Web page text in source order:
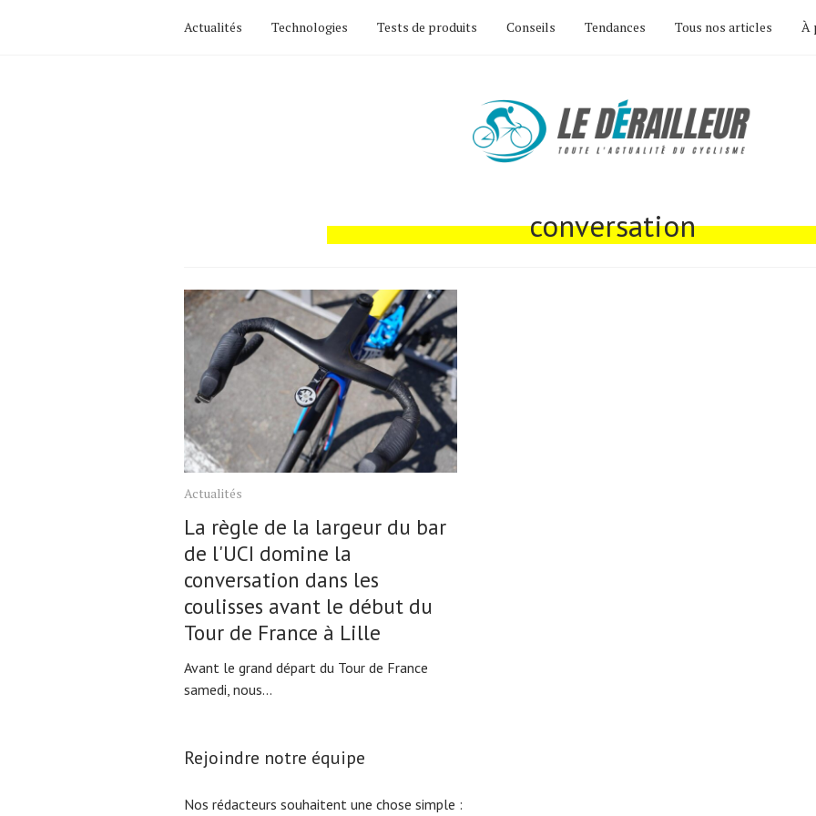
Actualités Technologies Tests de produits Conseils Tendances Tous nos articles À
conversation
Actualités
La règle de la largeur du bar
de l'UCI domine la
conversation dans les
coulisses avant le début du
Tour de France à Lille
Avant le grand départ du Tour de France
samedi, nous...
Rejoindre notre équipe
Nos rédacteurs souhaitent une chose simple :